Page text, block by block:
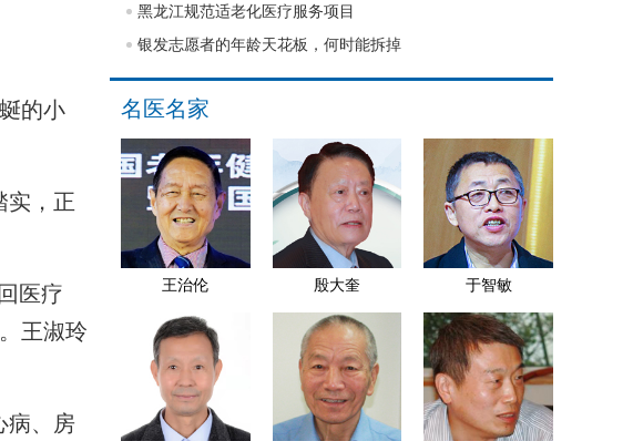
的小
，正
医疗
王淑玲
病、房
黑龙江规范适老化医疗服务项目
银发志愿者的年龄天花板，何时能拆掉
名医名家
王治伦 殷大奎 于智敏